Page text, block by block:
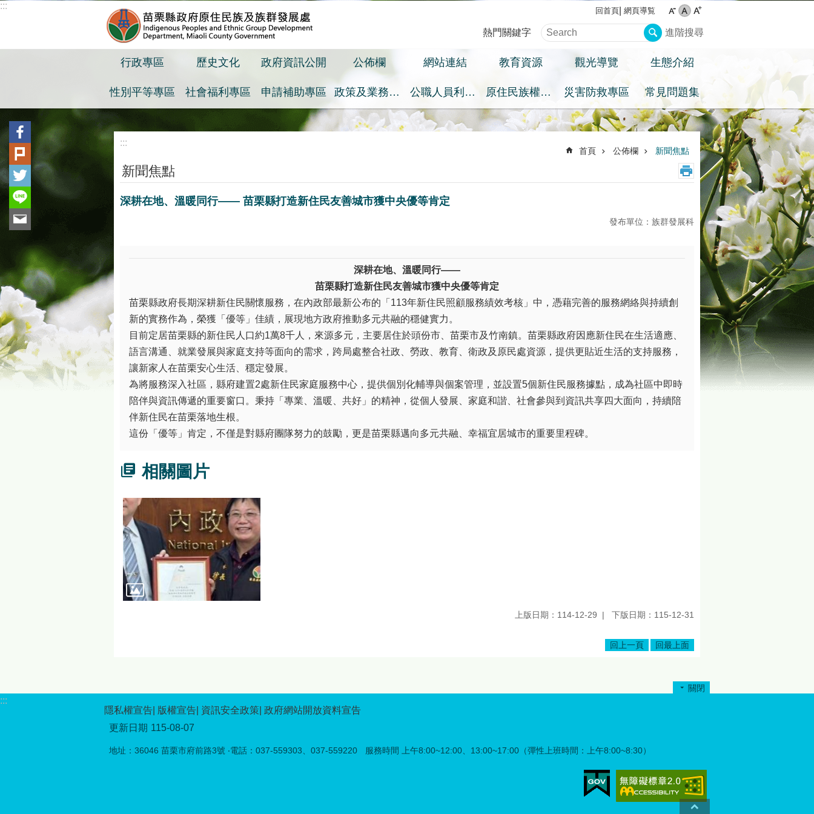
跳到主要內容區塊
::: 回首頁 網頁導覧
熱門關鍵字 進階搜尋
行政專區 歷史文化 政府資訊公開 公佈欄 網站連結 教育資源 觀光導覽 生態介紹
性別平等專區 社會福利專區 申請補助專區 政策及業務宣導之預算執行情形專區 公職人員利益衝突迴避身分揭露專區 原住民族權益專區 災害防救專區 常見問題集
:::
首頁 公佈欄 新聞焦點
新聞焦點
深耕在地、溫暖同行—— 苗栗縣打造新住民友善城市獲中央優等肯定
發布單位：族群發展科
深耕在地、溫暖同行——
苗栗縣打造新住民友善城市獲中央優等肯定
苗栗縣政府長期深耕新住民關懷服務，在內政部最新公布的「113年新住民照顧服務績效考核」中，憑藉完善的服務網絡與持續創
新的實務作為，榮獲「優等」佳績，展現地方政府推動多元共融的穩健實力。
目前定居苗栗縣的新住民人口約1萬8千人，來源多元，主要居住於頭份市、苗栗市及竹南鎮。苗栗縣政府因應新住民在生活適應、
語言溝通、就業發展與家庭支持等面向的需求，跨局處整合社政、勞政、教育、衛政及原民處資源，提供更貼近生活的支持服務，
讓新家人在苗栗安心生活、穩定發展。
為將服務深入社區，縣府建置2處新住民家庭服務中心，提供個別化輔導與個案管理，並設置5個新住民服務據點，成為社區中即時
陪伴與資訊傳遞的重要窗口。秉持「專業、溫暖、共好」的精神，從個人發展、家庭和諧、社會參與到資訊共享四大面向，持續陪
伴新住民在苗栗落地生根。
這份「優等」肯定，不僅是對縣府團隊努力的鼓勵，更是苗栗縣邁向多元共融、幸福宜居城市的重要里程碑。
相關圖片
上版日期：114-12-29 下版日期：115-12-31
回上一頁 回最上面
關閉
:::
隱私權宣告 版權宣告 資訊安全政策 政府網站開放資料宣告
更新日期 115-08-07
地址：36046 苗栗市府前路3號 ‧電話：037-559303、037-559220 服務時間 上午8:00~12:00、13:00~17:00（彈性上班時間：上午8:00~8:30）